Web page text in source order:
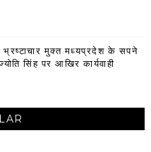
भ्रष्टाचार मुक्त मध्यप्रदेश के सपने
सिंह पर आखिर कार्यवाही